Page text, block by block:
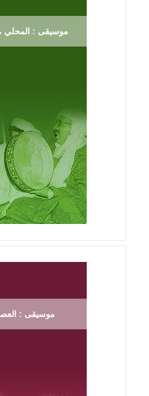
موسيقى : المحلي ،
موسيقى :